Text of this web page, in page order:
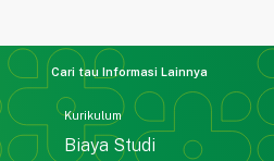
Cari tau Informasi Lainnya
Kurikulum
Biaya Studi